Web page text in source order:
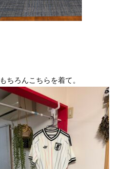
もちろんこちらを着て。